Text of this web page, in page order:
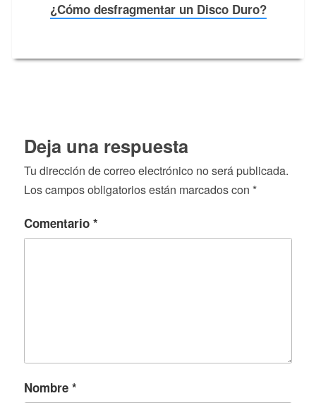
¿Cómo desfragmentar un Disco Duro?
Deja una respuesta
Tu dirección de correo electrónico no será publicada.
Los campos obligatorios están marcados con *
Comentario *
Nombre *